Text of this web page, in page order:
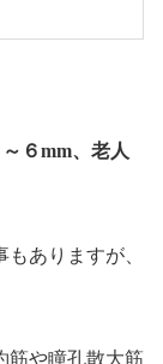
６mm、老人
ありますが、
筋や瞳孔散大筋